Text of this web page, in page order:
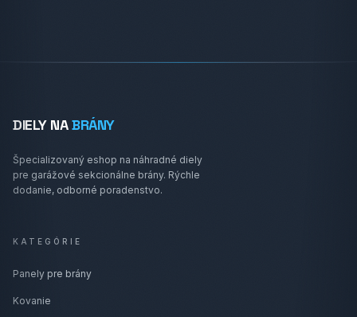
DIELY NABRÁNY
Špecializovaný eshop na náhradné diely
pre garážové sekcionálne brány. Rýchle
dodanie, odborné poradenstvo.
KATEGÓRIE
Panely pre brány
Kovanie